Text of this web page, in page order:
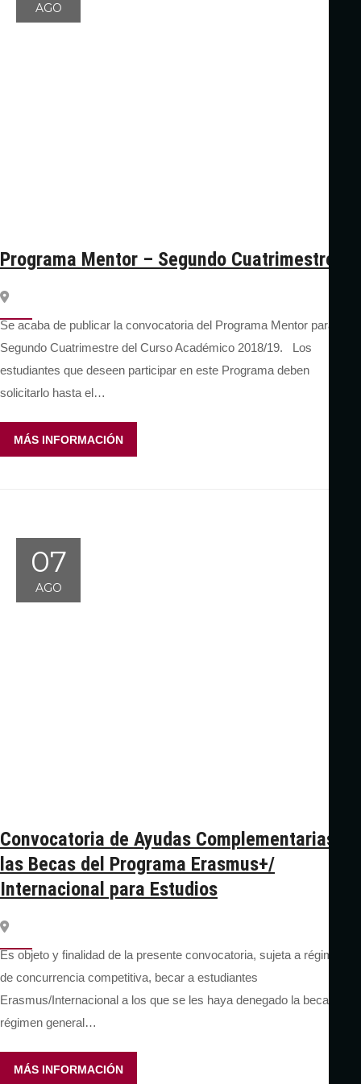
AGO
Programa Mentor – Segundo Cuatrimestre
Se acaba de publicar la convocatoria del Programa Mentor para el
Segundo Cuatrimestre del Curso Académico 2018/19. Los
estudiantes que deseen participar en este Programa deben
solicitarlo hasta el…
MÁS INFORMACIÓN
07
AGO
Convocatoria de Ayudas Complementarias a
las Becas del Programa Erasmus+/
Internacional para Estudios
Es objeto y finalidad de la presente convocatoria, sujeta a régimen
de concurrencia competitiva, becar a estudiantes
Erasmus/Internacional a los que se les haya denegado la beca de
régimen general…
MÁS INFORMACIÓN